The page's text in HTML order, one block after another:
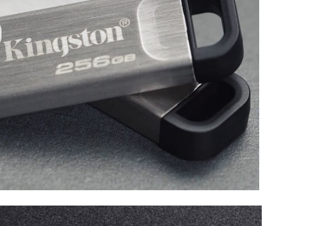
00:00 |00:27